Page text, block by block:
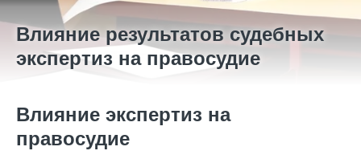
Влияние результатов судебных
экспертиз на правосудие
Влияние экспертиз на
правосудие